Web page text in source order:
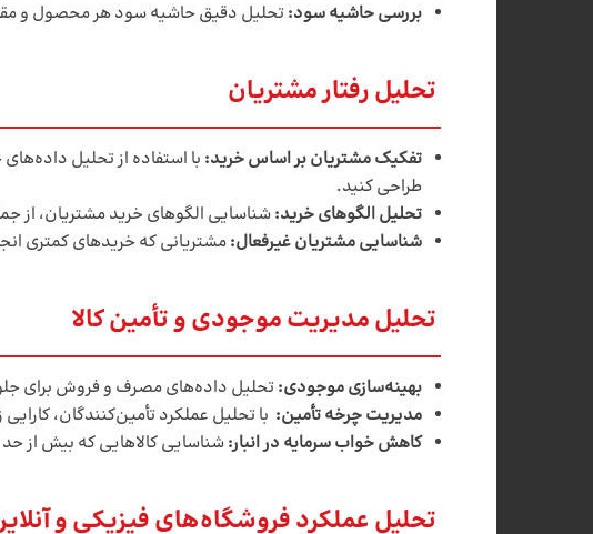
بررسی حاشیه سود: تحلیل دقیق حاشیه سود هر محصول و
تحلیل رفتار مشتریان
تفکیک مشتریان بر اساس خرید:
طراحی کنید.
تحلیل الگوهای خرید:شناسایی الگوهای خرید مشتریان، از
شناسایی مشتریان غیرفعال:مشتریانی که خریدهای کمتری
تحلیل مدیریت موجودی و تأمین کالا
بهینه‌سازی موجودی: تحلیل داده‌های مصرف و فروش برای
مدیریت چرخه تأمین: با تحلیل عملکرد تأمین‌کنندگان،
کاهش خواب سرمایه در انبار:شناسایی کالاهایی که بیش از
تحلیل عملکرد فروشگاه‌های فیزیکی و